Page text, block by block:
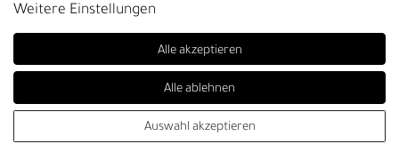
© Copyright 2026 | Alle Rechte vorbehalten. - Fronhofer Gürtel |
Weitere Einstellungen
Alle akzeptieren
Alle ablehnen
Auswahl akzeptieren
(4.85 / 5)
Bewertungen bei: trustedshops.de, shopvote.de ⓘ
Informationen zur Echtheit der Bewertungen